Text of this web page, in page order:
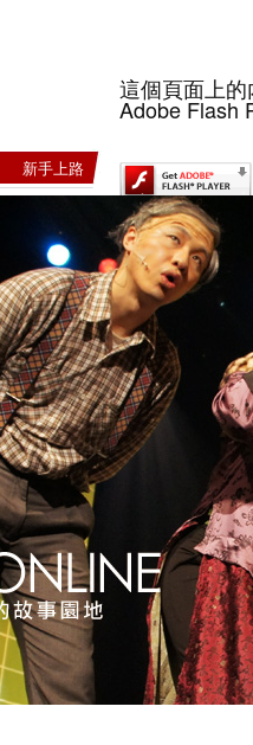
這個頁面上
Adobe Flash
新手上路